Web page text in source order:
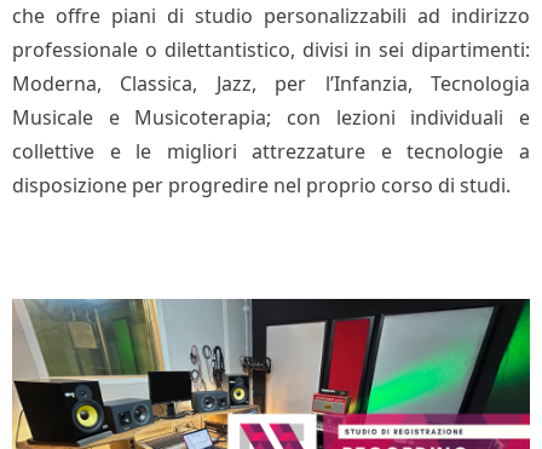
che offre piani di studio personalizzabili ad indirizzo
professionale o dilettantistico, divisi in sei dipartimenti:
Moderna, Classica, Jazz, per l’Infanzia, Tecnologia
Musicale e Musicoterapia; con lezioni individuali e
collettive e le migliori attrezzature e tecnologie a
disposizione per progredire nel proprio corso di studi.